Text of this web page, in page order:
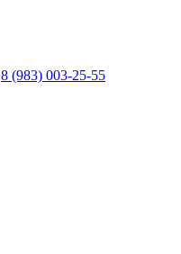
8 (983) 003-25-55